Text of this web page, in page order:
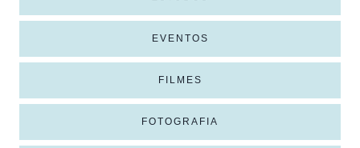
EVENTOS
FILMES
FOTOGRAFIA